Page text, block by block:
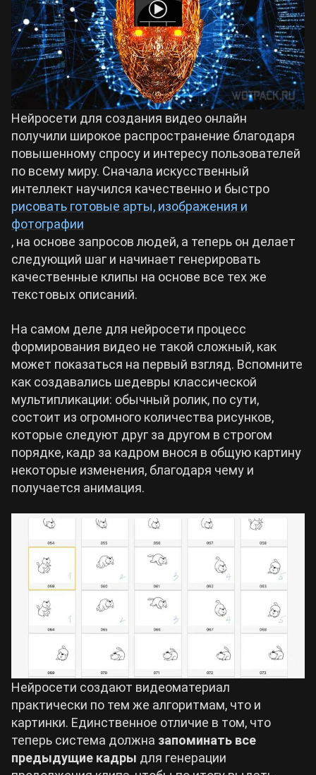
Crimson Desert
Zenless Zone Zero
Kingdom Come: Deliverance 2
Path of Exile 2
Wuthering Waves
Roblox
Hogwarts Legacy
Cyberpunk 2077
Все игры
Билды Arknights: Endfield
Билды Wuthering Waves
Билды Cyberpunk 2077
Билды Path of Exile 2
Нейросети для создания видео онлайн
получили широкое распространение благодаря
повышенному спросу и интересу пользователей
по всему миру. Сначала искусственный
интеллект научился качественно и быстро
рисовать готовые арты, изображения и
фотографии
, на основе запросов людей, а теперь он делает
следующий шаг и начинает генерировать
качественные клипы на основе все тех же
текстовых описаний.
На самом деле для нейросети процесс
формирования видео не такой сложный, как
может показаться на первый взгляд. Вспомните
как создавались шедевры классической
мультипликации: обычный ролик, по сути,
состоит из огромного количества рисунков,
которые следуют друг за другом в строгом
порядке, кадр за кадром внося в общую картину
некоторые изменения, благодаря чему и
получается анимация.
Нейросети создают видеоматериал
практически по тем же алгоритмам, что и
картинки. Единственное отличие в том, что
теперь система должна запоминать все
предыдущие кадры для генерации